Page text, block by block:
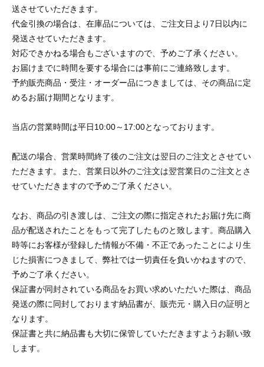
送させていただきます。
代金引換の場合は、在庫品については、ご注文日より7日以内に
発送させていただきます。
対応できかねる場合もございますので、予めご了承ください。
お届けまでに時間を要する場合には事前にご連絡致します。
予約販売商品・受注・オーダー品につきましては、その商品に定
めるお届け期間となります。
当店の営業時間は平日10:00～17:00となっております。
配送の場合、営業時間終了後のご注文は翌日のご注文とさせてい
ただきます。また、営業日以外のご注文は翌営業日のご注文とさ
せていただきますので予めご了承ください。
なお、商品の引き渡しは、ご注文の際に指定されたお届け先に商
品が配送されたことをもって完了したものと致します。商品購入
時等にお客様が登録した情報が不備・不正であったことにより生
じた損害につきまして、弊社では一切責任を負いかねますので、
予めご了承ください。
保証書が同封されている商品をお買い求めいただいた際は、商品
発送の際に同封しております納品書が、販売元・購入日の証明と
なります。
保証書と共に納品書も大切に保管していただきますようお願い致
します。